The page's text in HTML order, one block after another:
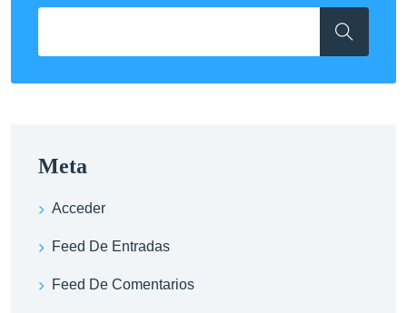
Meta
Acceder
Feed De Entradas
Feed De Comentarios